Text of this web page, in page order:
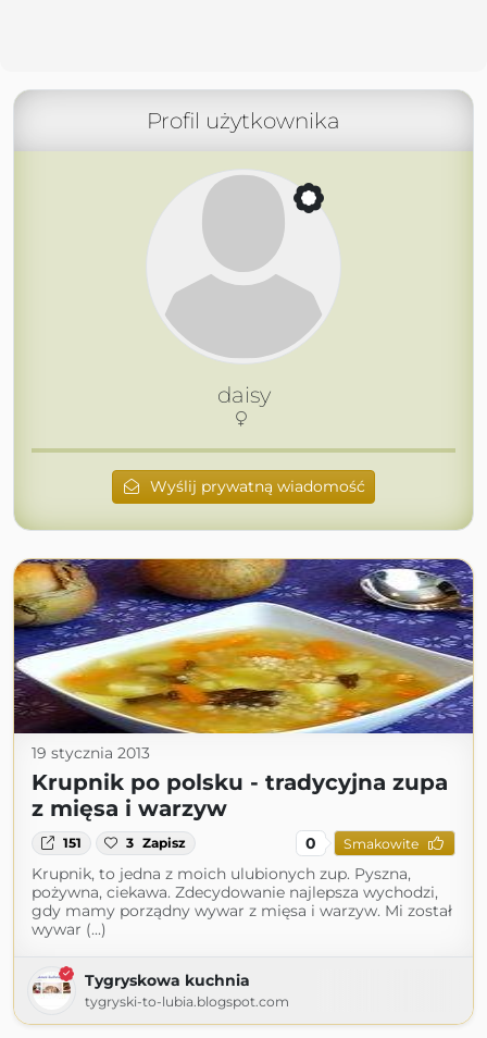
Profil użytkownika
daisy
Wyślij prywatną wiadomość
19 stycznia 2013
Krupnik po polsku - tradycyjna zupa
z mięsa i warzyw
151 3 Zapisz 0 Smakowite
Krupnik, to jedna z moich ulubionych zup. Pyszna,
pożywna, ciekawa. Zdecydowanie najlepsza wychodzi,
gdy mamy porządny wywar z mięsa i warzyw. Mi został
wywar (...)
Tygryskowa kuchnia
tygryski-to-lubia.blogspot.com